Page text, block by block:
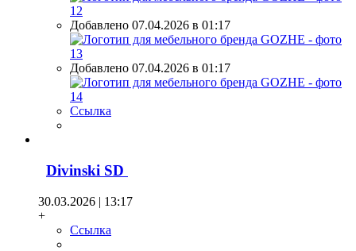
Добавлено 07.04.2026 в 01:17
Добавлено 07.04.2026 в 01:17
Ссылка
Divinski SD
30.03.2026 | 13:17
+
Ссылка